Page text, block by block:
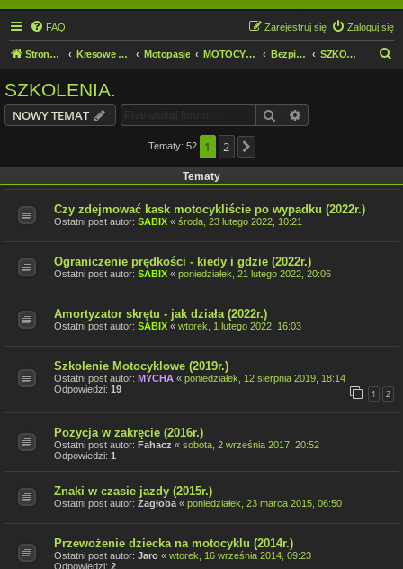
FAQ Zaloguj się
Zarejestruj się
Strona domowa Kresowe forum motocyklowe Motopasje MOTOCYKLIŚCI DZIECIOM. Bezpieczeństwo SZKOLENIA.
SZKOLENIA.
NOWY TEMAT Szukaj
Tematy: 52 1 2
Tematy
Czy zdejmować kask motocykliście po wypadku (2022r.)
Ostatni post autor: SABIX « środa, 23 lutego 2022, 10:21
Ograniczenie prędkości - kiedy i gdzie (2022r.)
Ostatni post autor: SABIX « poniedziałek, 21 lutego 2022, 20:06
Amortyzator skrętu - jak działa (2022r.)
Ostatni post autor: SABIX « wtorek, 1 lutego 2022, 16:03
Szkolenie Motocyklowe (2019r.)
Ostatni post autor: MYCHA « poniedziałek, 12 sierpnia 2019, 18:14
Odpowiedzi: 19 1 2
Pozycja w zakręcie (2016r.)
Ostatni post autor: Fahacz « sobota, 2 września 2017, 20:52
Odpowiedzi: 1
Znaki w czasie jazdy (2015r.)
Ostatni post autor: Zagłoba « poniedziałek, 23 marca 2015, 06:50
Przewożenie dziecka na motocyklu (2014r.)
Ostatni post autor: Jaro « wtorek, 16 września 2014, 09:23
Odpowiedzi: 2